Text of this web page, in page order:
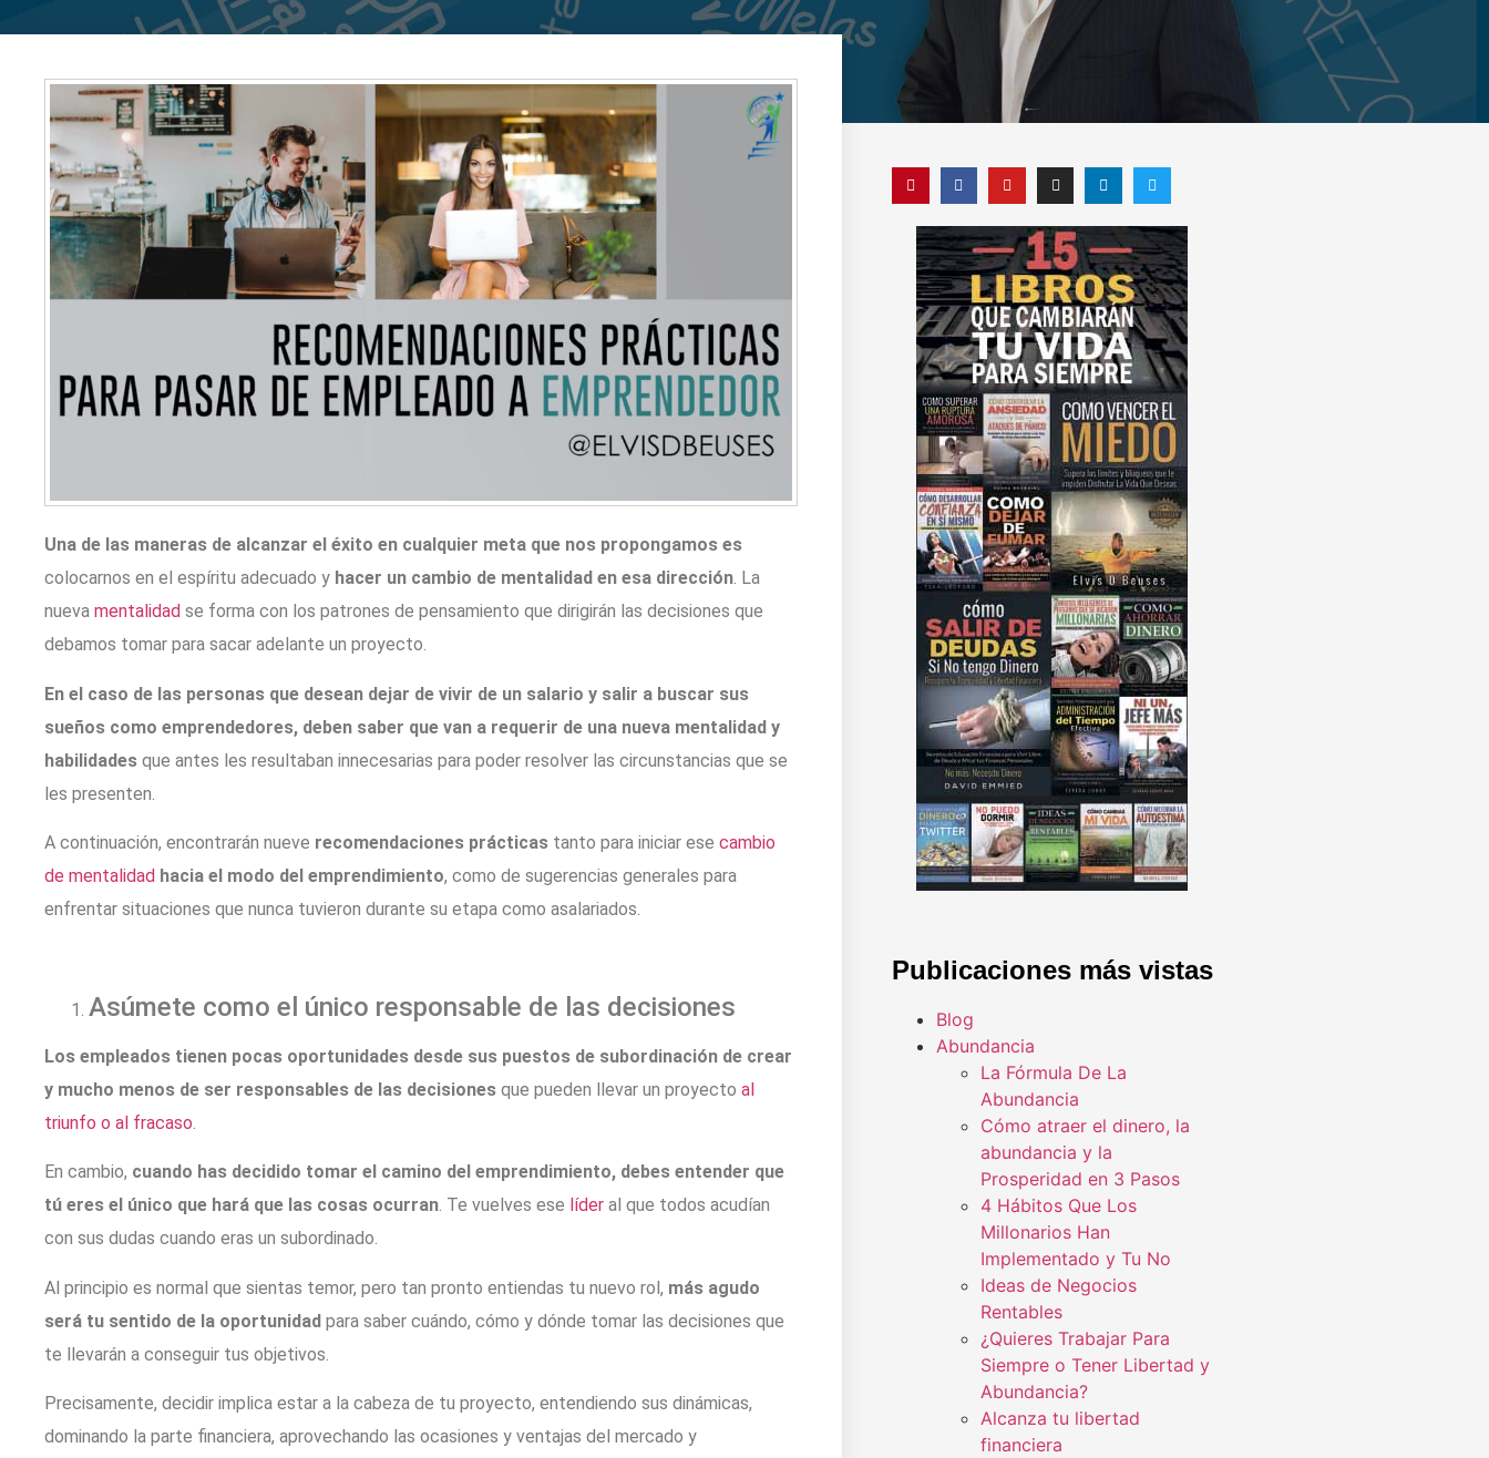
Una de las maneras de alcanzar el éxito en cualquier meta que nos propongamos es
colocarnos en el espíritu adecuado y hacer un cambio de mentalidad en esa dirección. La
nueva mentalidad se forma con los patrones de pensamiento que dirigirán las decisiones que
debamos tomar para sacar adelante un proyecto.
En el caso de las personas que desean dejar de vivir de un salario y salir a buscar sus
sueños como emprendedores, deben saber que van a requerir de una nueva mentalidad y
habilidades que antes les resultaban innecesarias para poder resolver las circunstancias que se
les presenten.
A continuación, encontrarán nueve recomendaciones prácticas tanto para iniciar ese cambio
de mentalidad hacia el modo del emprendimiento, como de sugerencias generales para
enfrentar situaciones que nunca tuvieron durante su etapa como asalariados.
Asúmete como el único responsable de las decisiones
Los empleados tienen pocas oportunidades desde sus puestos de subordinación de crear
y mucho menos de ser responsables de las decisiones que pueden llevar un proyecto al
triunfo o al fracaso.
En cambio, cuando has decidido tomar el camino del emprendimiento, debes entender que
tú eres el único que hará que las cosas ocurran. Te vuelves ese líder al que todos acudían
con sus dudas cuando eras un subordinado.
Al principio es normal que sientas temor, pero tan pronto entiendas tu nuevo rol, más agudo
será tu sentido de la oportunidad para saber cuándo, cómo y dónde tomar las decisiones que
te llevarán a conseguir tus objetivos.
Precisamente, decidir implica estar a la cabeza de tu proyecto, entendiendo sus dinámicas,
dominando la parte financiera, aprovechando las ocasiones y ventajas del mercado y
Publicaciones más vistas
Blog
Abundancia
La Fórmula De La
Abundancia
Cómo atraer el dinero, la
abundancia y la
Prosperidad en 3 Pasos
4 Hábitos Que Los
Millonarios Han
Implementado y Tu No
Ideas de Negocios
Rentables
¿Quieres Trabajar Para
Siempre o Tener Libertad y
Abundancia?
Alcanza tu libertad
financiera